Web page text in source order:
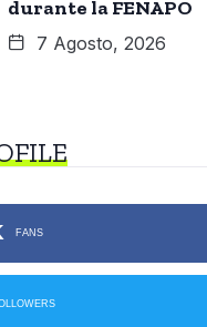
durante la FENAPO
7 Agosto, 2026
FANS